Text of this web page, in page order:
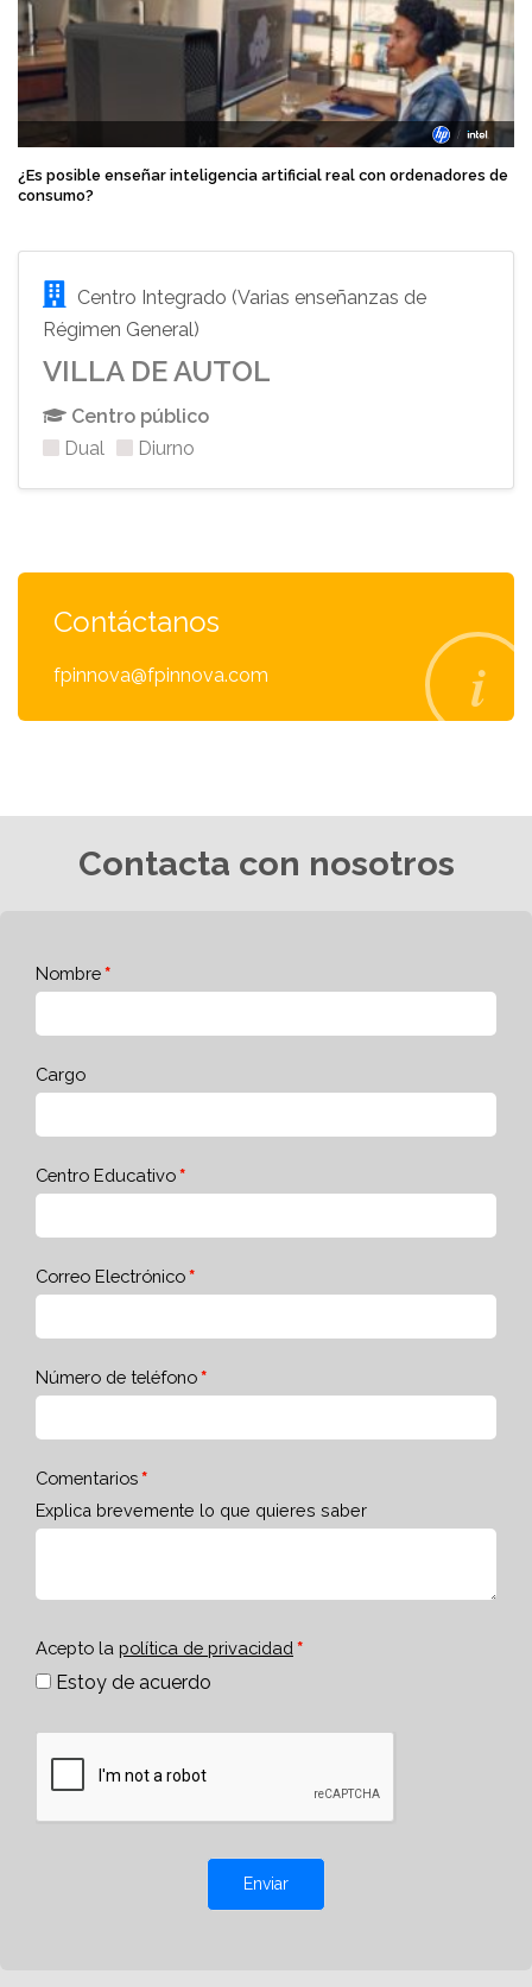
¿Es posible enseñar inteligencia artificial real con ordenadores de
consumo?
Centro Integrado (Varias enseñanzas de
Régimen General)
VILLA DE AUTOL
Centro público
Dual
Diurno
Contáctanos
fpinnova@fpinnova.com
Contacta con nosotros
Nombre
Cargo
Centro Educativo
Correo Electrónico
Número de teléfono
Comentarios
Explica brevemente lo que quieres saber
Acepto la política de privacidad
Estoy de acuerdo
Enviar